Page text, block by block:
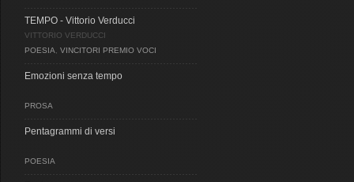
TEMPO - Vittorio Verducci
VITTORIO VERDUCCI
POESIA
VINCITORI PREMIO VOCI
Emozioni senza tempo
PROSA
Pentagrammi di versi
POESIA